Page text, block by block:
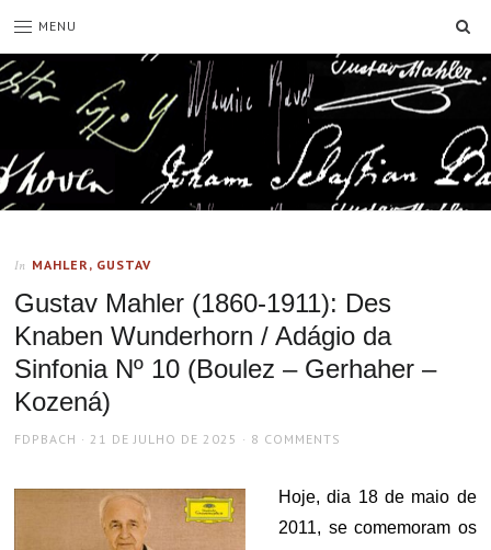
MENU
In MAHLER, GUSTAV
Gustav Mahler (1860-1911): Des
Knaben Wunderhorn / Adágio da
Sinfonia Nº 10 (Boulez – Gerhaher –
Kozená)
AUTHOR
FDPBACH
POSTED
21 DE JULHO DE 2025 8 COMMENTS
Hoje, dia 18 de maio de
2011, se comemoram os